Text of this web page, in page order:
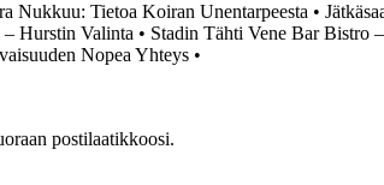
Nukkuu: Tietoa Koiran Unentarpeesta •
Hurstin Valinta • Stadin Tähti Vene Bar Bistro
Nopea Yhteys •
postilaatikkoosi.